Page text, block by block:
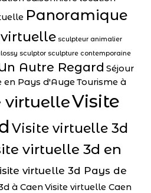
Panoramique
sculpteur animalier
sculptor sculpture contemporaine
Autre Regard Séjour
en Pays d'AugeTourisme à
virtuelleVisite
Visite virtuelle 3d
virtuelle 3d en
virtuelle 3d Pays de
à CaenVisite virtuelle Caen